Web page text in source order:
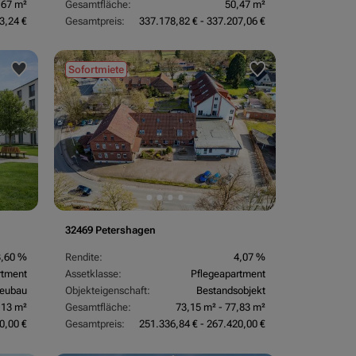
m²
€
Gesamtfläche:
50,47 m²
Gesamtpreis:
337.178,82 € - 337.207,06 €
%
m²
€
Sofortmiete
32469 Petershagen
Rendite:
4,07 %
Assetklasse:
Pflegeapartment
Objekteigenschaft:
Bestandsobjekt
Gesamtfläche:
73,15 m² - 77,83 m²
Gesamtpreis:
251.336,84 € - 267.420,00 €